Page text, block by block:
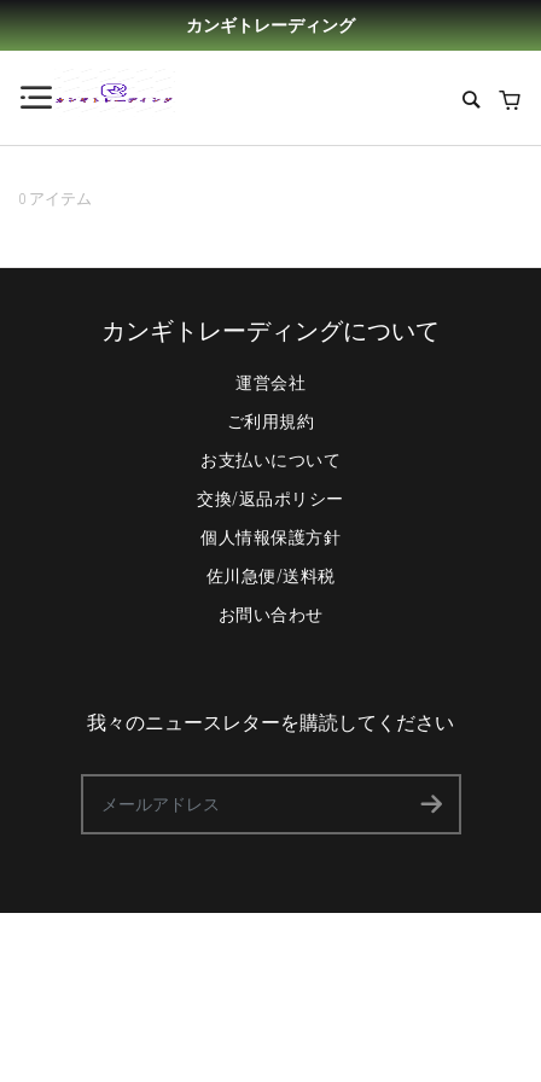
カンギトレーディング
0 アイテム
カンギトレーディングについて
運営会社
ご利用規約
お支払いについて
交換/返品ポリシー
個人情報保護方針
佐川急便/送料税
お問い合わせ
我々のニュースレターを購読してください